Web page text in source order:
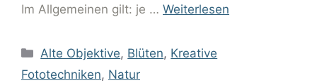
Im Allgemeinen gilt: je … Weiterlesen
Alte Objektive, Blüten, Kreative
Fototechniken, Natur